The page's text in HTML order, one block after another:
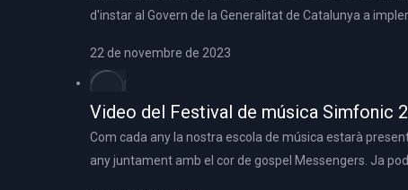
d'instar al Govern de la Generalitat de Catalunya a
22 de novembre de 2023
Video del Festival de música Simfonic
Com cada any la nostra escola de música estarà
any juntament amb el cor de gospel Messengers. Ja